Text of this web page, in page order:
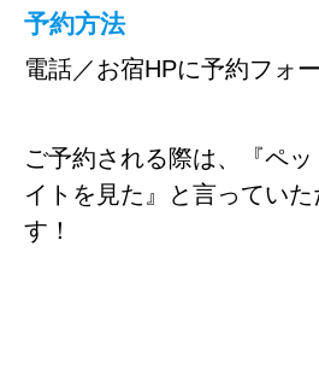
予約方法
電話／お宿HPに予約フォ
ご予約される際は、『ペ
イトを見た』と言ってい
す！